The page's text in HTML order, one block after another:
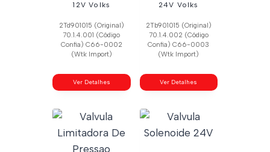
12V Volks
2Td901015 (Original)
70.1.4.001 (Código
Confia) C66-0002
(Wtk Import)
Ver Detalhes
24V Volks
2Tb901015 (Original)
70.1.4.002 (Código
Confia) C66-0003
(Wtk Import)
Ver Detalhes